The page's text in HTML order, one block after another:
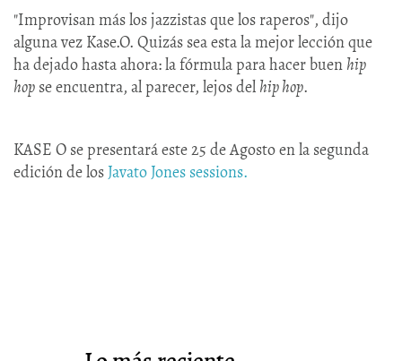
"Improvisan más los jazzistas que los raperos", dijo
alguna vez Kase.O. Quizás sea esta la mejor lección que
ha dejado hasta ahora: la fórmula para hacer buen hip
hop se encuentra, al parecer, lejos del hip hop.
KASE O se presentará este 25 de Agosto en la segunda
edición de los Javato Jones sessions.